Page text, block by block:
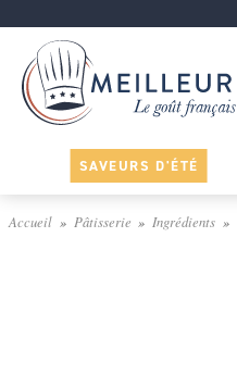
SAVEURS D'ÉTÉ
Accueil Pâtisserie Ingrédients